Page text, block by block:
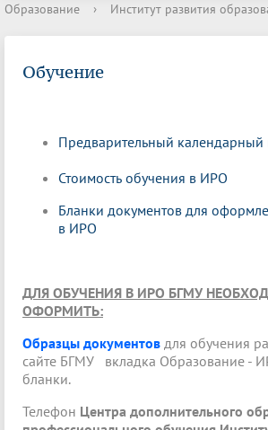
Образование › Институт развития
Обучение
Предварительный
Стоимость обучения в ИРО
Бланки документов для
в ИРО
ДЛЯ ОБУЧЕНИЯ В ИРО БГМУ
ОФОРМИТЬ:
Образцы документов для обучения
сайте БГМУ вкладка Образование -
бланки.
Телефон Центра дополнительного